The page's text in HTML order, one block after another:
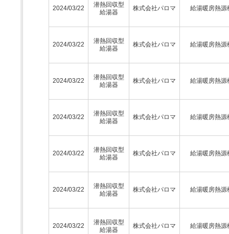
2024/03/22
潜熱回収型
給湯器
株式会社パロマ 給湯暖房熱源
2024/03/22
潜熱回収型
給湯器
株式会社パロマ 給湯暖房熱源
2024/03/22
潜熱回収型
給湯器
株式会社パロマ 給湯暖房熱源
2024/03/22
潜熱回収型
給湯器
株式会社パロマ 給湯暖房熱源
2024/03/22
潜熱回収型
給湯器
株式会社パロマ 給湯暖房熱源
2024/03/22
潜熱回収型
給湯器
株式会社パロマ 給湯暖房熱源
2024/03/22
潜熱回収型
給湯器
株式会社パロマ 給湯暖房熱源